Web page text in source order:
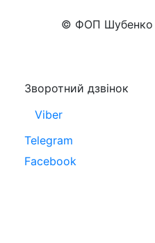
© ФОП Шубенко
Зворотний дзвінок
Viber
Telegram
Facebook